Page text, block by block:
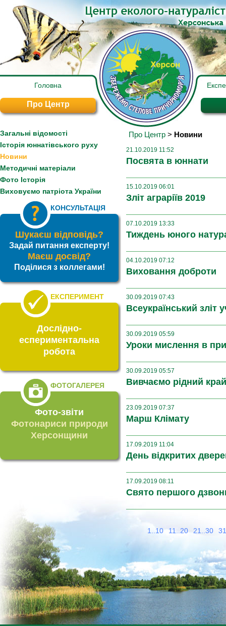
Головна
Про Центр
Загальні відомості
Історія юннатівського руху
Новини
Методичні матеріали
Фото Історія
Виховуємо патріота України
КОНСУЛЬТАЦІЯ
Шукаєш відповідь?
Задай питання експерту!
Маєш досвід?
Поділися з коллегами!
ЕКСПЕРИМЕНТ
Дослідно-
еспериментальна
робота
ФОТОГАЛЕРЕЯ
Фото-звіти
Фотонариси природи
Херсонщини
Про Центр > Новини
21.10.2019 11:52
Посвята в юннати
15.10.2019 06:01
Зліт аграріїв 2019
07.10.2019 13:33
Тиждень юного
04.10.2019 07:12
Виховання доброти
30.09.2019 07:43
Всеукраїнський зліт
30.09.2019 05:59
Уроки мислення в
30.09.2019 05:57
Вивчаємо рідний край
23.09.2019 07:37
Марш Клімату
17.09.2019 11:04
День відкритих
17.09.2019 08:11
Свято першого
1..10 11..20 21..30